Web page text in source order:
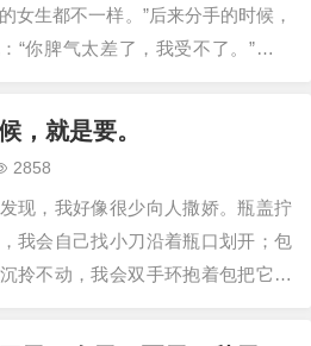
一段时间…
女生都不一样。”后来分手的时候，
“你脾气太差了，我受不了。”刚恋
员说不要放香菜；我爱吃辣，他即
脸满头大汗也会陪我去吃一顿很辣
。可是后来到分手的时候，他说：
到一块儿的人是生活不到一起的。 ”
，就是要。
2858
现，我好像很少向人撒娇。瓶盖拧
我会自己找小刀沿着瓶口划开；包
拎不动，我会双手环抱着包把它搂
车回去；想吃火锅，对方懒得动弹，